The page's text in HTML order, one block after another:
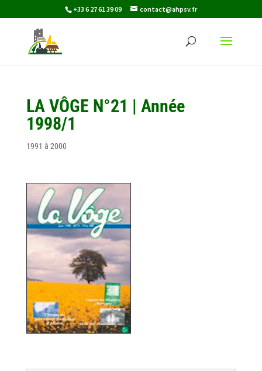
+33 6 27 61 39 09 contact@ahpsv.fr
LA VÔGE N°21 | Année
1998/1
1991 à 2000